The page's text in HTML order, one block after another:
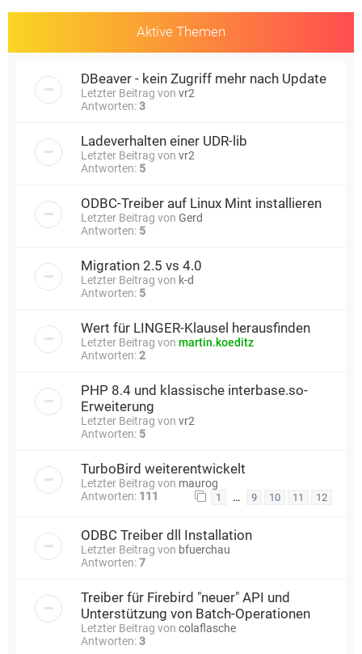
Aktive Themen
DBeaver - kein Zugriff mehr nach Update
Letzter Beitrag von vr2
Antworten:3
Ladeverhalten einer UDR-lib
Letzter Beitrag von vr2
Antworten: 5
ODBC-Treiber auf Linux Mint installieren
Letzter Beitrag von Gerd
Antworten: 5
Migration 2.5 vs 4.0
Letzter Beitrag von k-d
Antworten: 5
Wert für LINGER-Klausel herausfinden
Letzter Beitrag von martin.koeditz
Antworten:2
PHP 8.4 und klassische interbase.so-
Erweiterung
Letzter Beitrag von vr2
Antworten: 5
TurboBird weiterentwickelt
Letzter Beitrag von maurog
Antworten: 111 1 … 9 10 11 12
ODBC Treiber dll Installation
Letzter Beitrag von bfuerchau
Antworten:7
Treiber für Firebird "neuer" API und
Unterstützung von Batch-Operationen
Letzter Beitrag von colaflasche
Antworten:3